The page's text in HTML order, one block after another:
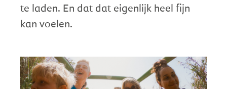
te laden. En dat dat eigenlijk heel fijn
kan voelen.